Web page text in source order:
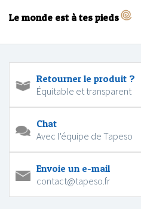
Le monde est à tes pieds
Retourner le produit ?
Équitable et transparent
Chat
Avec l'équipe de Tapeso
Envoie un e-mail
contact@tapeso.fr